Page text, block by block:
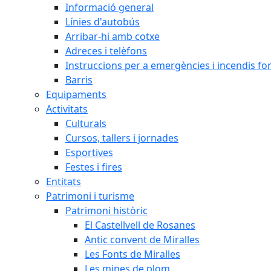
Informació general
Línies d'autobús
Arribar-hi amb cotxe
Adreces i telèfons
Instruccions per a emergències i incendis
Barris
Equipaments
Activitats
Culturals
Cursos, tallers i jornades
Esportives
Festes i fires
Entitats
Patrimoni i turisme
Patrimoni històric
El Castellvell de Rosanes
Antic convent de Miralles
Les Fonts de Miralles